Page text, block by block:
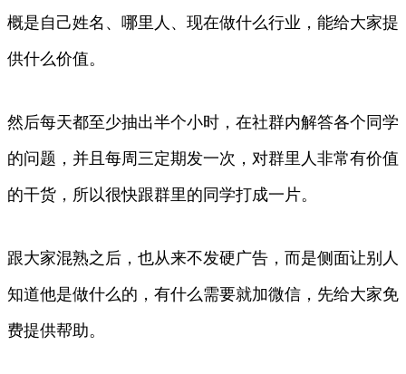
概是自己姓名、哪里人、现在做什么行业，能给大家提
供什么价值。
然后每天都至少抽出半个小时，在社群内解答各个同学
的问题，并且每周三定期发一次，对群里人非常有价值
的干货，所以很快跟群里的同学打成一片。
跟大家混熟之后，也从来不发硬广告，而是侧面让别人
知道他是做什么的，有什么需要就加微信，先给大家免
费提供帮助。